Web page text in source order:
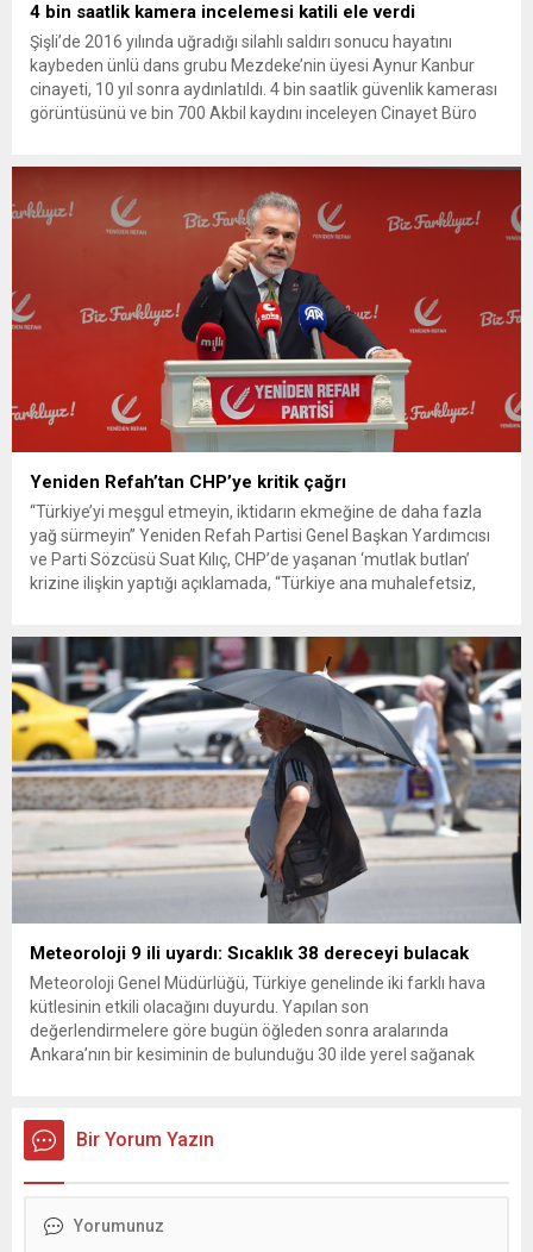
4 bin saatlik kamera incelemesi katili ele verdi
Şişli’de 2016 yılında uğradığı silahlı saldırı sonucu hayatını
kaybeden ünlü dans grubu Mezdeke’nin üyesi Aynur Kanbur
cinayeti, 10 yıl sonra aydınlatıldı. 4 bin saatlik güvenlik kamerası
görüntüsünü ve bin 700 Akbil kaydını inceleyen Cinayet Büro
Yeniden Refah’tan CHP’ye kritik çağrı
“Türkiye’yi meşgul etmeyin, iktidarın ekmeğine de daha fazla
yağ sürmeyin” Yeniden Refah Partisi Genel Başkan Yardımcısı
ve Parti Sözcüsü Suat Kılıç, CHP’de yaşanan ‘mutlak butlan’
krizine ilişkin yaptığı açıklamada, “Türkiye ana muhalefetsiz,
olun. Türkiye’yi...
Meteoroloji 9 ili uyardı: Sıcaklık 38 dereceyi bulacak
Meteoroloji Genel Müdürlüğü, Türkiye genelinde iki farklı hava
kütlesinin etkili olacağını duyurdu. Yapılan son
değerlendirmelere göre bugün öğleden sonra aralarında
Ankara’nın bir kesiminin de bulunduğu 30 ilde yerel sağanak
üzerine çıkarak yaz değerlerine ulaşacak. Ayrıca...
Bir Yorum Yazın